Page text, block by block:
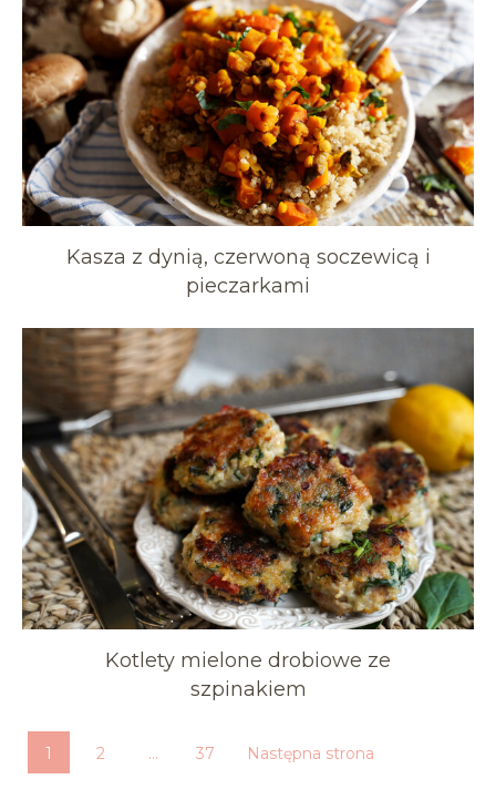
Kasza z dynią, czerwoną soczewicą i
pieczarkami
Kotlety mielone drobiowe ze
szpinakiem
1 2 … 37 Następna strona